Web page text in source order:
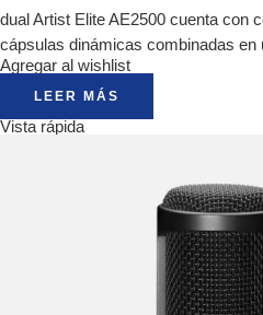
dual Artist Elite AE2500 cuenta con
cápsulas dinámicas combinadas en
Agregar al wishlist
LEER MÁS
Vista rápida